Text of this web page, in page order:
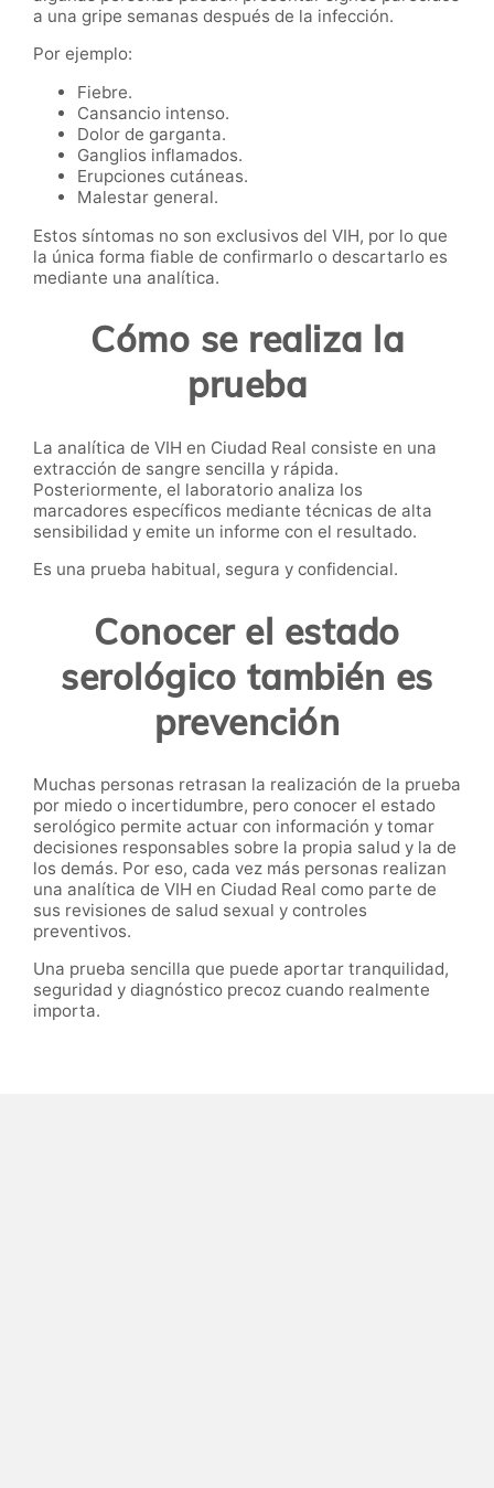
a una gripe semanas después de la infección.
Por ejemplo:
Fiebre.
Cansancio intenso.
Dolor de garganta.
Ganglios inflamados.
Erupciones cutáneas.
Malestar general.
Estos síntomas no son exclusivos del VIH, por lo que
la única forma fiable de confirmarlo o descartarlo es
mediante una analítica.
Cómo se realiza la
prueba
La analítica de VIH en Ciudad Real consiste en una
extracción de sangre sencilla y rápida.
Posteriormente, el laboratorio analiza los
marcadores específicos mediante técnicas de alta
sensibilidad y emite un informe con el resultado.
Es una prueba habitual, segura y confidencial.
Conocer el estado
serológico también es
prevención
Muchas personas retrasan la realización de la prueba
por miedo o incertidumbre, pero conocer el estado
serológico permite actuar con información y tomar
decisiones responsables sobre la propia salud y la de
los demás. Por eso, cada vez más personas realizan
una analítica de VIH en Ciudad Real como parte de
sus revisiones de salud sexual y controles
preventivos.
Una prueba sencilla que puede aportar tranquilidad,
seguridad y diagnóstico precoz cuando realmente
importa.